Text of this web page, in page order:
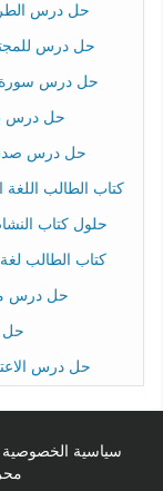
حل درس
حل درس
حل درس سورة الواقعة 57-74 تربية
حل درس
حل درس صدق
كتاب الطالب اللغة
حلول كتاب
كتاب الطالب لغة
حل درس
حل
حل درس
سياسية الخصوصية